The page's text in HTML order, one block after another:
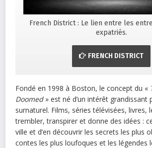
French District : Le lien entre les
expatriés.
FRENCH DISTRICT
Fondé en 1998 à Boston, le concept du «
Doomed» est né d’un intérêt grandissant
surnaturel. Films, séries télévisées, livres,
trembler, transpirer et donne des idées :
ville et d’en découvrir les secrets les plus
contes les plus loufoques et les légendes